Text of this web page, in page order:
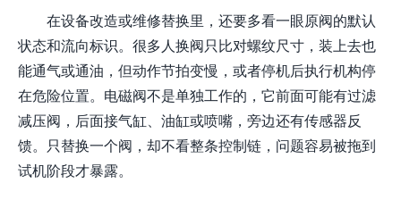
在设备改造或维修替换里，还要多看一眼原阀的默认
状态和流向标识。很多人换阀只比对螺纹尺寸，装上去也
能通气或通油，但动作节拍变慢，或者停机后执行机构停
在危险位置。电磁阀不是单独工作的，它前面可能有过滤
减压阀，后面接气缸、油缸或喷嘴，旁边还有传感器反
馈。只替换一个阀，却不看整条控制链，问题容易被拖到
试机阶段才暴露。